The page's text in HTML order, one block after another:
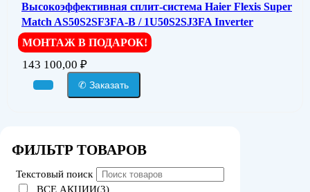
Высокоэффективная сплит-система Haier Flexis Super
Match AS50S2SF3FA-B / 1U50S2SJ3FA Inverter
МОНТАЖ В ПОДАРОК!
143 100,00 ₽
✆ Заказать
ФИЛЬТР ТОВАРОВ
Текстовый поиск
ВСЕ АКЦИИ(3)